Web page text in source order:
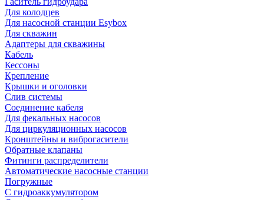
Для колодцев
Для насосной станции Esybox
Для скважин
Адаптеры для скважины
Кабель
Кессоны
Крепление
Крышки и оголовки
Слив системы
Соединение кабеля
Для фекальных насосов
Для циркуляционных насосов
Кронштейны и виброгасители
Обратные клапаны
Фитинги распределители
Автоматические насосные станции
Погружные
С гидроаккумулятором